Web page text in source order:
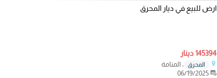
ارض للبيع في ديار المحرق
145394 دينار
المحرق
، المنامة